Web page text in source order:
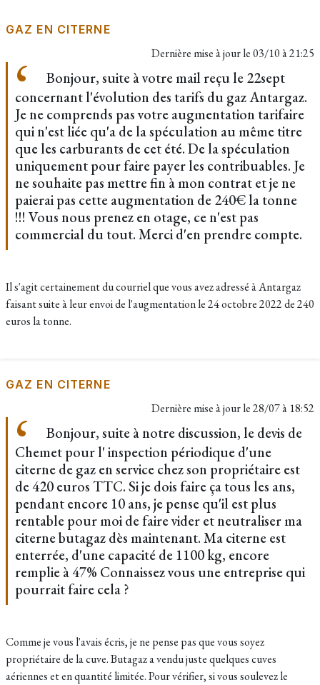
GAZ EN CITERNE
Dernière mise à jour le03/10 à 21:25
Bonjour, suite à votre mail reçu le 22sept
concernant l'évolution des tarifs du gaz Antargaz.
Je ne comprends pas votre augmentation tarifaire
qui n'est liée qu'a de la spéculation au même titre
que les carburants de cet été. De la spéculation
uniquement pour faire payer les contribuables. Je
ne souhaite pas mettre fin à mon contrat et je ne
paierai pas cette augmentation de 240€ la tonne
!!! Vous nous prenez en otage, ce n'est pas
commercial du tout. Merci d'en prendre compte.
Il s'agit certainement du courriel que vous avez adressé à Antargaz
faisant suite à leur envoi de l'augmentation le 24 octobre 2022 de 240
euros la tonne.
GAZ EN CITERNE
Dernière mise à jour le28/07 à 18:52
Bonjour, suite à notre discussion, le devis de
Chemet pour l' inspection périodique d'une
citerne de gaz en service chez son propriétaire est
de 420 euros TTC. Si je dois faire ça tous les ans,
pendant encore 10 ans, je pense qu'il est plus
rentable pour moi de faire vider et neutraliser ma
citerne butagaz dès maintenant. Ma citerne est
enterrée, d'une capacité de 1100 kg, encore
remplie à 47% Connaissez vous une entreprise qui
pourrait faire cela ?
Comme je vous l'avais écris, je ne pense pas que vous soyez
propriétaire de la cuve. Butagaz a vendu juste quelques cuves
aériennes et en quantité limitée. Pour vérifier, si vous soulevez le